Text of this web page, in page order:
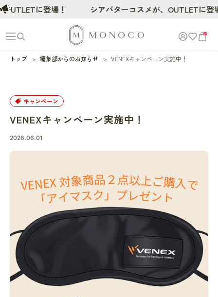
0
トップ 編集部からのお知らせ VENEXキャンペーン実施中！
キャンペーン
VENEXキャンペーン実施中！
2026.06.01
に登場！ シアバターコスメが、OUTLETに登